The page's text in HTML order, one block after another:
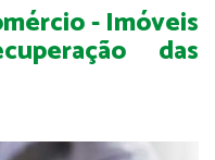
- Imóveis
das